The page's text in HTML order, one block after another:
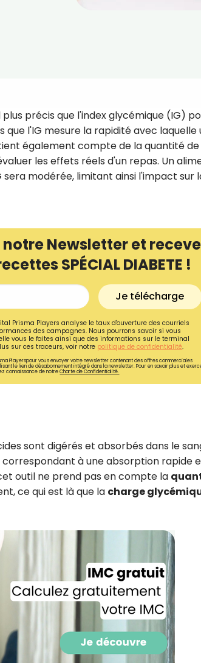
précis que l'index glycémique (IG)
l'IG mesure la rapidité avec laquelle
également compte de la quantité de
les effets réels d'un repas. Un
sera modérée, limitant ainsi l'impact sur
Newsletter et
SPÉCIAL DIABETE !
Je télécharge
Prisma Players analyse le taux d'ouverture des courriels
des campagnes. Nous pourrons savoir si vous
vous le faites ainsi que des informations sur le terminal
sur ces traceurs, voir notre politique de confidentialité.
Playerspour vous envoyer votre newsletter contenant des offres commerciales
le lien de désabonnement intégré dans la newsletter. Pour en savoir plus et
connaissance de notreCharte de Confidentialité.
sont digérés et absorbés dans le
correspondant à une absorption rapide
outil ne prend pas en compte la
ce qui est là que la charge
Recevez
de nos meilleures
spécial diabète !